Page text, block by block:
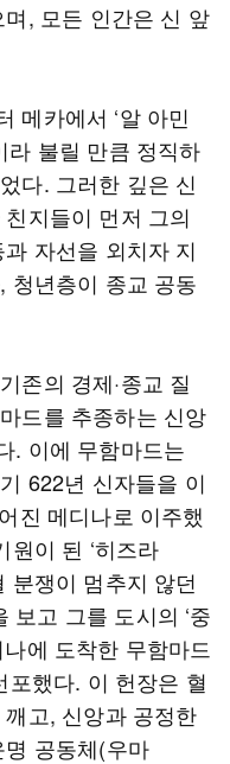
, 모든 인간은 신 앞
메카에서 ‘알 아민
라 불릴 만큼 정직하
다. 그러한 깊은 신
지들이 먼저 그의
자선을 외치자 지
청년층이 종교 공동
존의 경제·종교 질
드를 추종하는 신앙
. 이에 무함마드는
622년 신자들을 이
진 메디나로 이주했
이 된 ‘히즈라
분쟁이 멈추지 않던
보고 그를 도시의 ‘중
에 도착한 무함마드
포했다. 이 헌장은 혈
고, 신앙과 공정한
공동체(우마